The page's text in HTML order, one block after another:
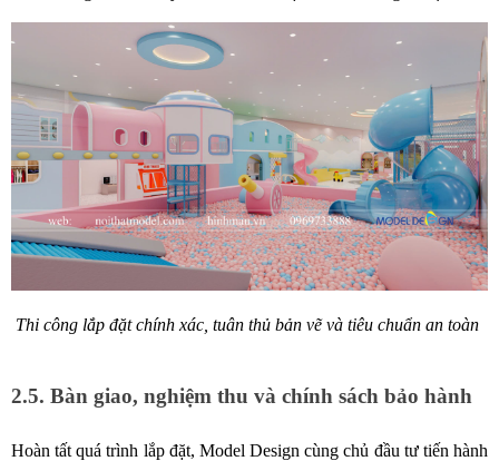
Thi công lắp đặt chính xác, tuân thủ bản vẽ và tiêu chuẩn an toàn
2.5. Bàn giao, nghiệm thu và chính sách bảo hành
Hoàn tất quá trình lắp đặt, Model Design cùng chủ đầu tư tiến hành